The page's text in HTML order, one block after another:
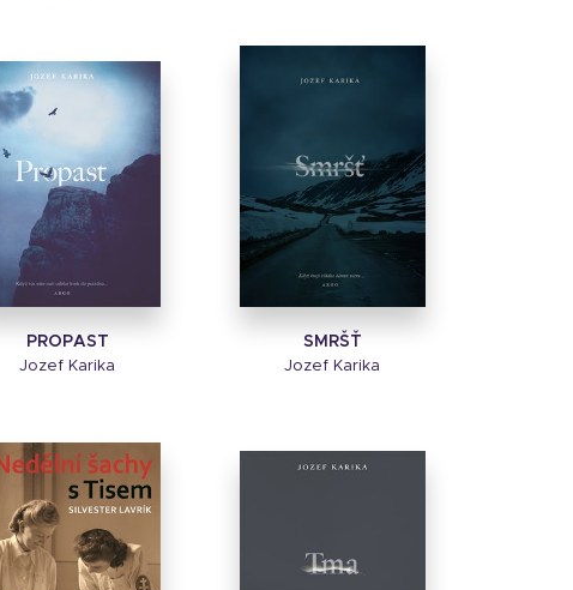
PROPAST
Jozef Karika
SMRŠŤ
Jozef Karika